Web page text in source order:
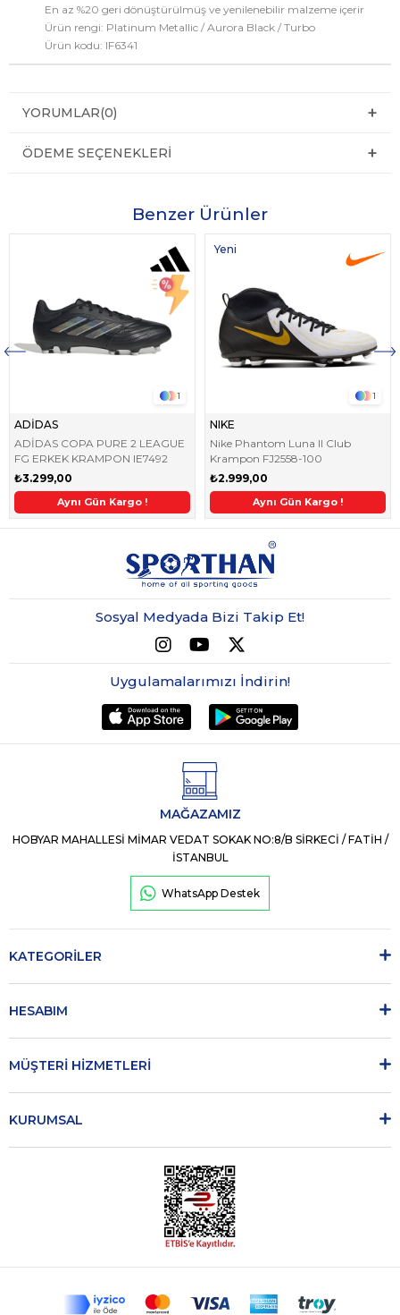
En az %20 geri dönüştürülmüş ve yenilenebilir malzeme içerir
Ürün rengi: Platinum Metallic / Aurora Black / Turbo
Ürün kodu: IF6341
YORUMLAR(0)
ÖDEME SEÇENEKLERI
Benzer Ürünler
1
ADİDAS
ADİDAS COPA PURE 2 LEAGUE
FG ERKEK KRAMPON IE7492
₺3.299,00
Aynı Gün Kargo ! 2. Üründe Ek %5 İndirim
1
NIKE
Nike Phantom Luna II Club
Krampon FJ2558-100
₺2.999,00
Yeni
2. Üründe Ek %5 İndirim Aynı Gün Kargo !
Aynı Gün Kargo ! 2. Üründe Ek %5 İndirim
2. Üründe Ek %5 İndirim Aynı Gün Kargo !
2. Üründe Ek %5
Sosyal Medyada Bizi Takip Et!
Uygulamalarımızı İndirin!
MAĞAZAMIZ
HOBYAR MAHALLESİ MİMAR VEDAT SOKAK NO:8/B SİRKECİ / FATİH /
İSTANBUL
WhatsApp Destek
KATEGORİLER
HESABIM
MÜŞTERİ HİZMETLERİ
KURUMSAL